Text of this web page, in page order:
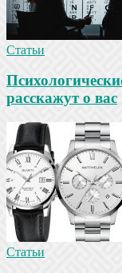
Статьи
расскажут о вас
Статьи